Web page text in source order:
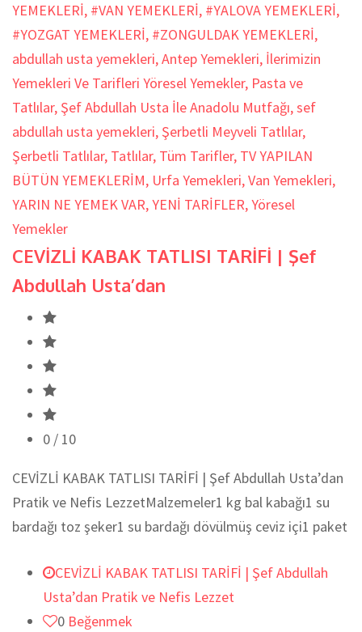
YEMEKLERİ, #VAN YEMEKLERİ, #YALOVA YEMEKLERİ,
#YOZGAT YEMEKLERİ, #ZONGULDAK YEMEKLERİ,
abdullah usta yemekleri,Antep Yemekleri, İlerimizin
Yemekleri Ve Tarifleri Yöresel Yemekler, Pasta ve
Tatlılar, Şef Abdullah Usta İle Anadolu Mutfağı,sef
abdullah usta yemekleri, Şerbetli Meyveli Tatlılar,
Şerbetli Tatlılar, Tatlılar, Tüm Tarifler, TV YAPILAN
BÜTÜN YEMEKLERİM, Urfa Yemekleri,Van Yemekleri,
YARIN NE YEMEK VAR,YENİ TARİFLER,Yöresel
Yemekler
CEVİZLİ KABAK TATLISI TARİFİ | Şef
Abdullah Usta’dan
0 / 10
CEVİZLİ KABAK TATLISI TARİFİ | Şef Abdullah Usta’dan
Pratik ve Nefis LezzetMalzemeler1 kg bal kabağı1 su
bardağı toz şeker1 su bardağı dövülmüş ceviz içi1 paket
CEVİZLİ KABAK TATLISI TARİFİ | Şef Abdullah
Usta’dan Pratik ve Nefis Lezzet
0 Beğenmek